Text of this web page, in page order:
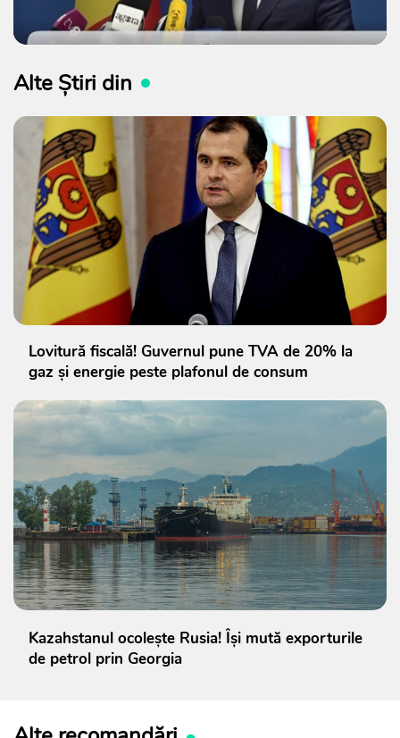
Alte Știri din
Lovitură fiscală! Guvernul pune TVA de 20% la
gaz și energie peste plafonul de consum
Kazahstanul ocolește Rusia! Își mută exporturile
de petrol prin Georgia